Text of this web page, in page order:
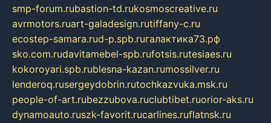
smp-forum.rubastion-td.rukosmoscreative.ru
avrmotors.ruart-galadesign.rutiffany-c.ru
ecostep-samara.rud-p.spb.ruгалактика73.рф
sko.com.rudavitamebel-spb.rufotsis.rutesiaes.ru
kokoroyari.spb.rublesna-kazan.rumossilver.ru
lenderoq.rusergeydobrin.rutochkazvuka.msk.ru
people-of-art.rubezzubova.ruclubtibet.ruorior-aks.ru
dynamoauto.ruszk-favorit.rucarlines.ruflatnsk.ru